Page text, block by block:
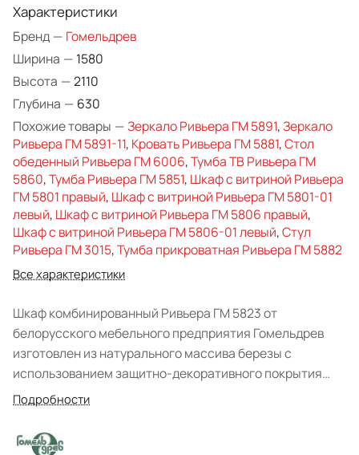
Характеристики
Бренд — Гомельдрев
Ширина — 1580
Высота —2110
Глубина — 630
Похожие товары —Зеркало Ривьера ГМ 5891,Зеркало
Ривьера ГМ 5891-11, Кровать Ривьера ГМ 5881,Стол
обеденный Ривьера ГМ 6006,Тумба ТВ Ривьера ГМ
5860,Тумба Ривьера ГМ 5851, Шкаф с витриной Ривьера
ГМ 5801 правый, Шкаф с витриной Ривьера ГМ 5801-01
левый, Шкаф с витриной Ривьера ГМ 5806 правый,
Шкаф с витриной Ривьера ГМ 5806-01 левый,Стул
Ривьера ГМ 3015,Тумба прикроватная Ривьера ГМ 5882
Все характеристики
Шкаф комбинированный Ривьера ГМ 5823 от
белорусского мебельного предприятия Гомельдрев
изготовлен из натурального массива березы с
использованием защитно-декоративного покрытия
экологически чистым составом на водной основе.
Подробности